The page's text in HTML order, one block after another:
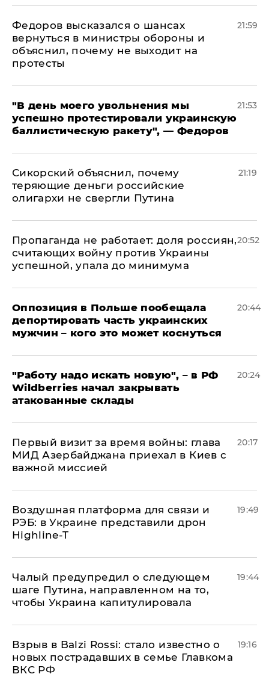
Федоров высказался о шансах
вернуться в министры обороны и
объяснил, почему не выходит на
протесты
21:59
​"В день моего увольнения мы
успешно протестировали украинскую
баллистическую ракету", — Федоров
21:53
Сикорский объяснил, почему
теряющие деньги российские
олигархи не свергли Путина
21:19
​Пропаганда не работает: доля россиян,
считающих войну против Украины
успешной, упала до минимума
20:52
Оппозиция в Польше пообещала
депортировать часть украинских
мужчин – кого это может коснуться
20:44
"Работу надо искать новую", – в РФ
Wildberries начал закрывать
атакованные склады
20:24
Первый визит за время войны: глава
МИД Азербайджана приехал в Киев с
важной миссией
20:17
Воздушная платформа для связи и
РЭБ: в Украине представили дрон
Highline-T
19:49
Чалый предупредил о следующем
шаге Путина, направленном на то,
чтобы Украина капитулировала
19:44
Взрыв в Balzi Rossi: стало известно о
новых пострадавших в семье Главкома
ВКС РФ
19:16